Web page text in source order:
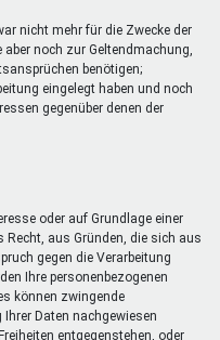
nicht mehr für die Zwecke der
noch zur Geltendmachung,
benötigen;
eingelegt haben und noch
gegenüber denen der
oder auf Grundlage einer
Recht, aus Gründen, die sich aus
gegen die Verarbeitung
Ihre personenbezogenen
können zwingende
Daten nachgewiesen
entgegenstehen, oder